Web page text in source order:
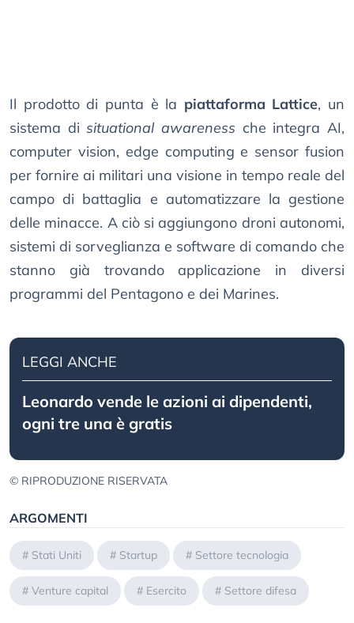
Il prodotto di punta è la piattaforma Lattice, un
sistema disituational awareness che integra AI,
computer vision, edge computing e sensor fusion
per fornire ai militari una visione in tempo reale del
campo di battaglia e automatizzare la gestione
delle minacce. A ciò si aggiungono droni autonomi,
sistemi di sorveglianza e software di comando che
stanno già trovando applicazione in diversi
programmi del Pentagono e dei Marines.
LEGGI ANCHE
Leonardo vende le azioni ai dipendenti,
ogni tre una è gratis
© RIPRODUZIONE RISERVATA
ARGOMENTI
# Stati Uniti # Startup # Settore tecnologia
# Venture capital # Esercito # Settore difesa